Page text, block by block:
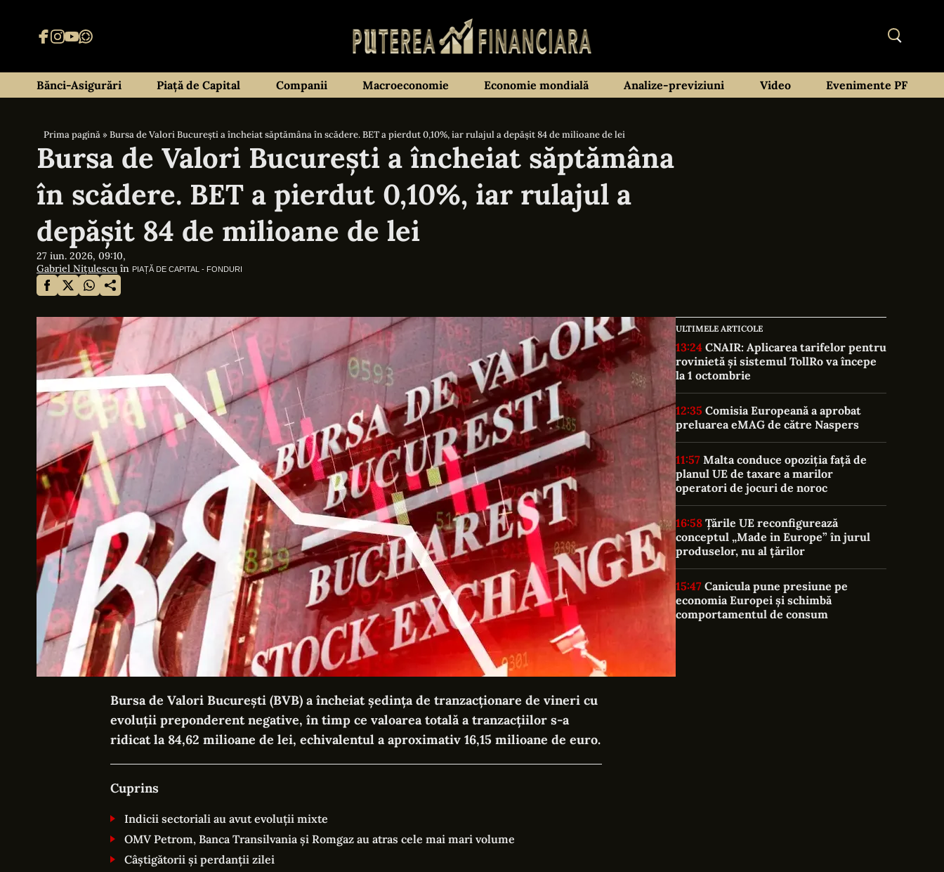
Bănci-Asigurări Piață de Capital Companii Macroeconomie Economie mondială Analize-previziuni Video Evenimente PF
Prima pagină»Bursa de Valori București a încheiat săptămâna în scădere. BET a pierdut 0,10%, iar rulajul a depășit 84 de milioane de lei
Bursa de Valori București a încheiat săptămâna
în scădere. BET a pierdut 0,10%, iar rulajul a
depășit 84 de milioane de lei
27 iun. 2026, 09:10,
Gabriel Nițulescu în PIAȚĂ DE CAPITAL - FONDURI
Bursa de Valori București (BVB) a încheiat ședința de tranzacționare de vineri cu
evoluții preponderent negative, în timp ce valoarea totală a tranzacțiilor s-a
ridicat la 84,62 milioane de lei, echivalentul a aproximativ 16,15 milioane de euro.
Cuprins
Indicii sectoriali au avut evoluții mixte
OMV Petrom, Banca Transilvania și Romgaz au atras cele mai mari volume
Câștigătorii și perdanții zilei
ULTIMELE ARTICOLE
13:24
rovinietă și sistemul TollRo va începe
la 1 octombrie
12:35
preluarea eMAG de către Naspers
11:57
planul UE de taxare a marilor
operatori de jocuri de noroc
16:58
conceptul „Made in Europe” în jurul
produselor, nu al țărilor
15:47
economia Europei și schimbă
comportamentul de consum